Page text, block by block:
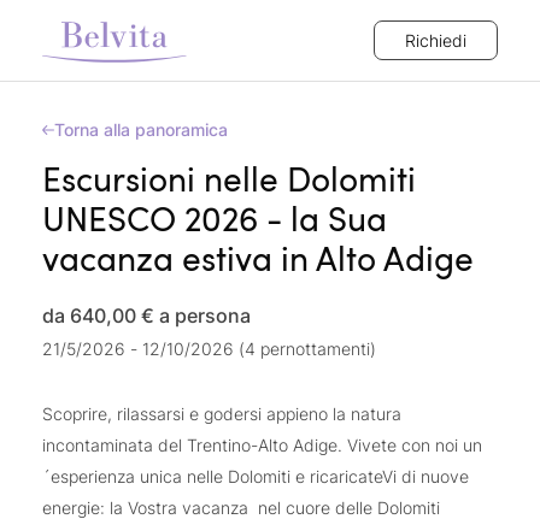
Richiedi
Torna alla panoramica
Escursioni nelle Dolomiti
UNESCO 2026 - la Sua
vacanza estiva in Alto Adige
da 640,00 € a persona
21/5/2026 - 12/10/2026 (4 pernottamenti)
Scoprire, rilassarsi e godersi appieno la natura
incontaminata del Trentino-Alto Adige. Vivete con noi un
´esperienza unica nelle Dolomiti e ricaricateVi di nuove
energie: la Vostra vacanza nel cuore delle Dolomiti